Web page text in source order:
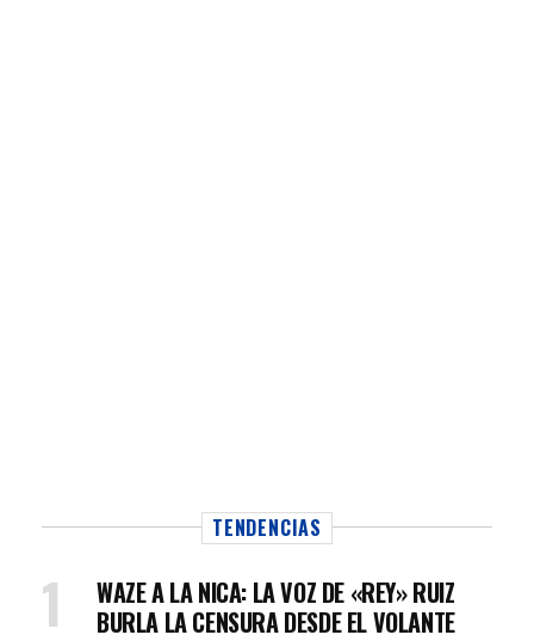
TENDENCIAS
WAZE A LA NICA: LA VOZ DE «REY» RUIZ
BURLA LA CENSURA DESDE EL VOLANTE